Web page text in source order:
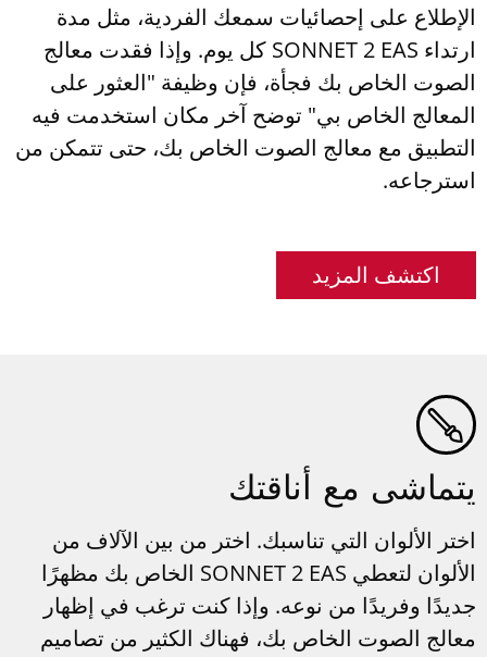
الإطلاع على إحصائيات سمعك الفردية، مثل مدة
ارتداء SONNET 2 EAS كل يوم. وإذا فقدت معالج
الصوت الخاص بك فجأة، فإن وظيفة "العثور على
المعالج الخاص بي" توضح آخر مكان استخدمت فيه
التطبيق مع معالج الصوت الخاص بك، حتى تتمكن من
استرجاعه.
اكتشف المزيد
يتماشى مع أناقتك
اختر الألوان التي تناسبك. اختر من بين الآلاف من
الألوان لتعطي SONNET 2 EAS الخاص بك مظهرًا
جديدًا وفريدًا من نوعه. وإذا كنت ترغب في إظهار
معالج الصوت الخاص بك، فهناك الكثير من تصاميم